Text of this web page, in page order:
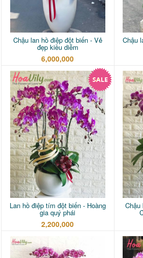
Chậu lan hồ điệp đột biến - Vẻ
đẹp kiều diễm
6,000,000
Chậu
Lan hồ điệp tím đột biến - Hoàng
gia quý phái
2,200,000
Chậu